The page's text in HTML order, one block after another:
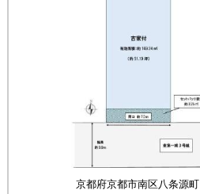
京都府京都市南区八条源町